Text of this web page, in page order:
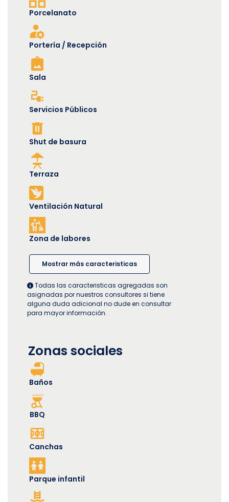
Porcelanato
Portería / Recepción
Sala
Servicios Públicos
Shut de basura
Terraza
Ventilación Natural
Zona de labores
Mostrar más caracteristicas
Todas las caracteristicas agregadas son
asignadas por nuestros consultores si tiene
alguna duda adicional no dude en consultar
para mayor información.
Zonas sociales
Baños
BBQ
Canchas
Parque infantil